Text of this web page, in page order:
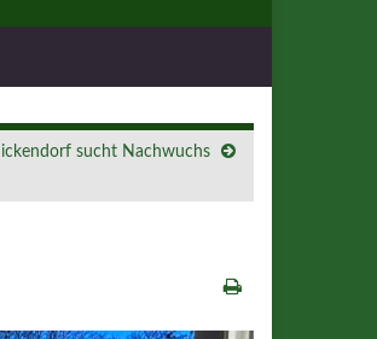
sucht Nachwuchs